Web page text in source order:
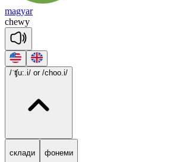
magyar
chewy
/ˈʧu:.i/ or /choo.i/
склади фонеми